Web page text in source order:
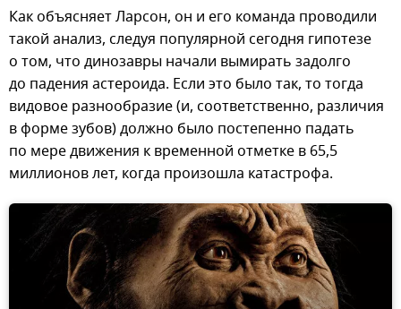
Как объясняет Ларсон, он и его команда проводили
такой анализ, следуя популярной сегодня гипотезе
о том, что динозавры начали вымирать задолго
до падения астероида. Если это было так, то тогда
видовое разнообразие (и, соответственно, различия
в форме зубов) должно было постепенно падать
по мере движения к временной отметке в 65,5
миллионов лет, когда произошла катастрофа.